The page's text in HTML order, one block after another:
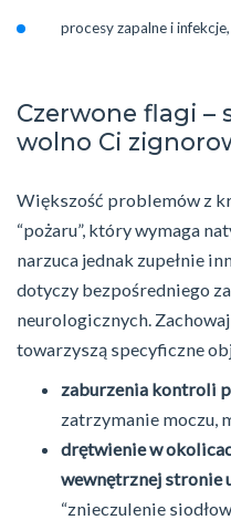
procesy zapalne i
Czerwone flagi –
wolno Ci
Większość problemów z
“pożaru”, który wymaga
narzuca jednak zupełnie
dotyczy bezpośredniego
neurologicznych.
towarzyszą specyficzne
zaburzenia kontroli
zatrzymanie moczu,
drętwienie w
wewnętrznej stronie
“znieczulenie